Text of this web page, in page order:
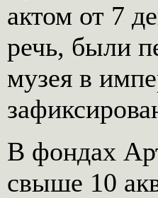
актом от 7
речь, были
музея в
В фондах
свыше 10